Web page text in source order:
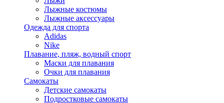
Лыжные костюмы
Лыжные аксессуары
Одежда для спорта
Adidas
Nike
Плавание, пляж, водный спорт
Маски для плавания
Очки для плавания
Самокаты
Детские самокаты
Подростковые самокаты